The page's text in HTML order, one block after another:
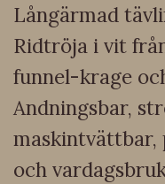
Långärmad
Ridtröja i vit
funnel-krage
Andningsbar,
och